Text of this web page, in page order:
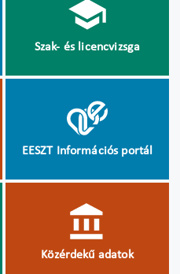
Szak- és licencvizsga
EESZT Információs portál
Közérdekű adatok